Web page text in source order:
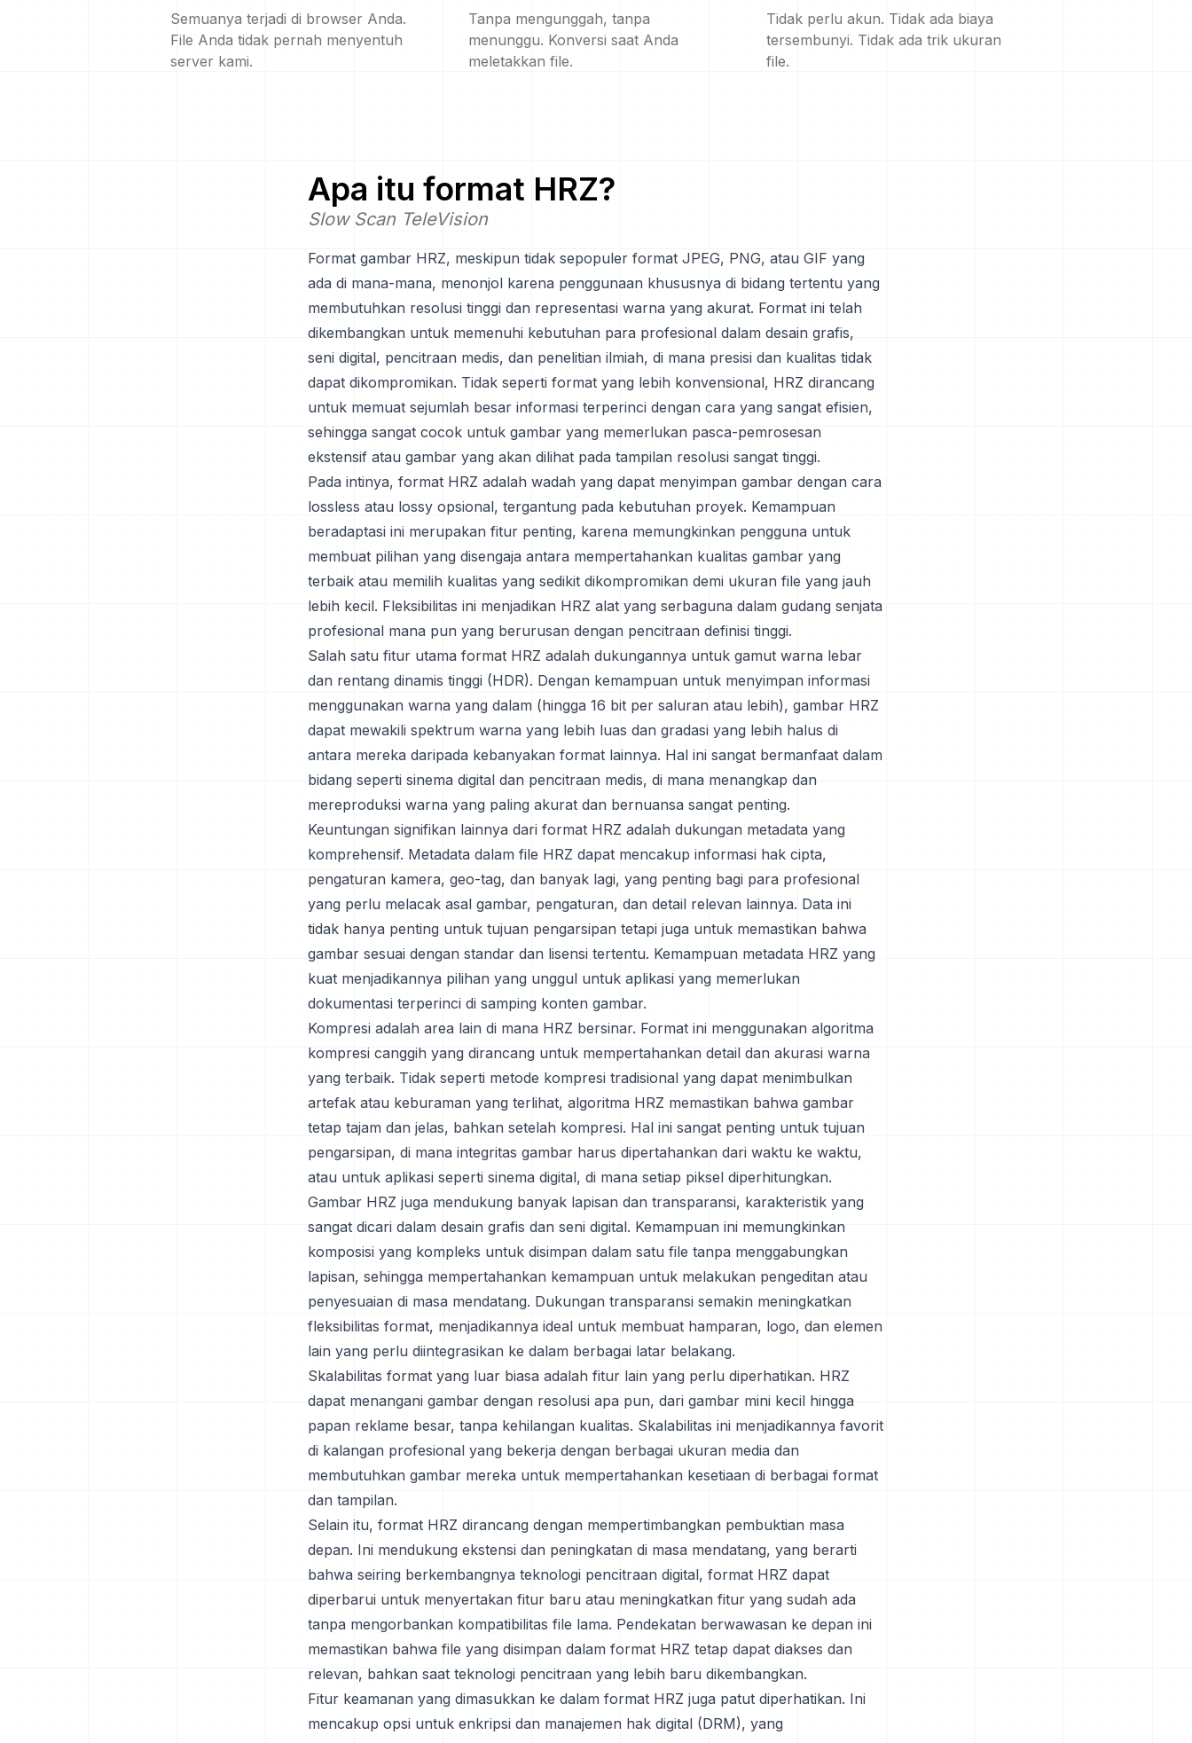
Semuanya terjadi di browser Anda.
File Anda tidak pernah menyentuh
server kami.
Tanpa mengunggah, tanpa
menunggu. Konversi saat Anda
meletakkan file.
Tidak perlu akun. Tidak ada biaya
tersembunyi. Tidak ada trik ukuran
file.
Apa itu format HRZ?
Slow Scan TeleVision
Format gambar HRZ, meskipun tidak sepopuler format JPEG, PNG, atau GIF yang
ada di mana-mana, menonjol karena penggunaan khususnya di bidang tertentu yang
membutuhkan resolusi tinggi dan representasi warna yang akurat. Format ini telah
dikembangkan untuk memenuhi kebutuhan para profesional dalam desain grafis,
seni digital, pencitraan medis, dan penelitian ilmiah, di mana presisi dan kualitas tidak
dapat dikompromikan. Tidak seperti format yang lebih konvensional, HRZ dirancang
untuk memuat sejumlah besar informasi terperinci dengan cara yang sangat efisien,
sehingga sangat cocok untuk gambar yang memerlukan pasca-pemrosesan
ekstensif atau gambar yang akan dilihat pada tampilan resolusi sangat tinggi.
Pada intinya, format HRZ adalah wadah yang dapat menyimpan gambar dengan cara
lossless atau lossy opsional, tergantung pada kebutuhan proyek. Kemampuan
beradaptasi ini merupakan fitur penting, karena memungkinkan pengguna untuk
membuat pilihan yang disengaja antara mempertahankan kualitas gambar yang
terbaik atau memilih kualitas yang sedikit dikompromikan demi ukuran file yang jauh
lebih kecil. Fleksibilitas ini menjadikan HRZ alat yang serbaguna dalam gudang senjata
profesional mana pun yang berurusan dengan pencitraan definisi tinggi.
Salah satu fitur utama format HRZ adalah dukungannya untuk gamut warna lebar
dan rentang dinamis tinggi (HDR). Dengan kemampuan untuk menyimpan informasi
menggunakan warna yang dalam (hingga 16 bit per saluran atau lebih), gambar HRZ
dapat mewakili spektrum warna yang lebih luas dan gradasi yang lebih halus di
antara mereka daripada kebanyakan format lainnya. Hal ini sangat bermanfaat dalam
bidang seperti sinema digital dan pencitraan medis, di mana menangkap dan
mereproduksi warna yang paling akurat dan bernuansa sangat penting.
Keuntungan signifikan lainnya dari format HRZ adalah dukungan metadata yang
komprehensif. Metadata dalam file HRZ dapat mencakup informasi hak cipta,
pengaturan kamera, geo-tag, dan banyak lagi, yang penting bagi para profesional
yang perlu melacak asal gambar, pengaturan, dan detail relevan lainnya. Data ini
tidak hanya penting untuk tujuan pengarsipan tetapi juga untuk memastikan bahwa
gambar sesuai dengan standar dan lisensi tertentu. Kemampuan metadata HRZ yang
kuat menjadikannya pilihan yang unggul untuk aplikasi yang memerlukan
dokumentasi terperinci di samping konten gambar.
Kompresi adalah area lain di mana HRZ bersinar. Format ini menggunakan algoritma
kompresi canggih yang dirancang untuk mempertahankan detail dan akurasi warna
yang terbaik. Tidak seperti metode kompresi tradisional yang dapat menimbulkan
artefak atau keburaman yang terlihat, algoritma HRZ memastikan bahwa gambar
tetap tajam dan jelas, bahkan setelah kompresi. Hal ini sangat penting untuk tujuan
pengarsipan, di mana integritas gambar harus dipertahankan dari waktu ke waktu,
atau untuk aplikasi seperti sinema digital, di mana setiap piksel diperhitungkan.
Gambar HRZ juga mendukung banyak lapisan dan transparansi, karakteristik yang
sangat dicari dalam desain grafis dan seni digital. Kemampuan ini memungkinkan
komposisi yang kompleks untuk disimpan dalam satu file tanpa menggabungkan
lapisan, sehingga mempertahankan kemampuan untuk melakukan pengeditan atau
penyesuaian di masa mendatang. Dukungan transparansi semakin meningkatkan
fleksibilitas format, menjadikannya ideal untuk membuat hamparan, logo, dan elemen
lain yang perlu diintegrasikan ke dalam berbagai latar belakang.
Skalabilitas format yang luar biasa adalah fitur lain yang perlu diperhatikan. HRZ
dapat menangani gambar dengan resolusi apa pun, dari gambar mini kecil hingga
papan reklame besar, tanpa kehilangan kualitas. Skalabilitas ini menjadikannya favorit
di kalangan profesional yang bekerja dengan berbagai ukuran media dan
membutuhkan gambar mereka untuk mempertahankan kesetiaan di berbagai format
dan tampilan.
Selain itu, format HRZ dirancang dengan mempertimbangkan pembuktian masa
depan. Ini mendukung ekstensi dan peningkatan di masa mendatang, yang berarti
bahwa seiring berkembangnya teknologi pencitraan digital, format HRZ dapat
diperbarui untuk menyertakan fitur baru atau meningkatkan fitur yang sudah ada
tanpa mengorbankan kompatibilitas file lama. Pendekatan berwawasan ke depan ini
memastikan bahwa file yang disimpan dalam format HRZ tetap dapat diakses dan
relevan, bahkan saat teknologi pencitraan yang lebih baru dikembangkan.
Fitur keamanan yang dimasukkan ke dalam format HRZ juga patut diperhatikan. Ini
mencakup opsi untuk enkripsi dan manajemen hak digital (DRM), yang